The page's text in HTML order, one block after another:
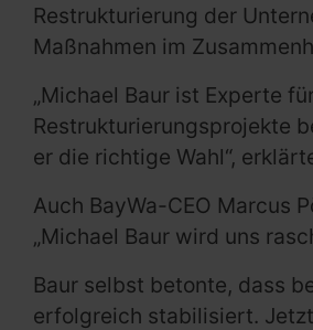
Restrukturierung der
Maßnahmen im
„Michael Baur ist Experte
Restrukturierungsprojekte
er die richtige Wahl“,
Auch BayWa-CEO Marcus
„Michael Baur wird uns
Baur selbst betonte, dass
erfolgreich stabilisiert.